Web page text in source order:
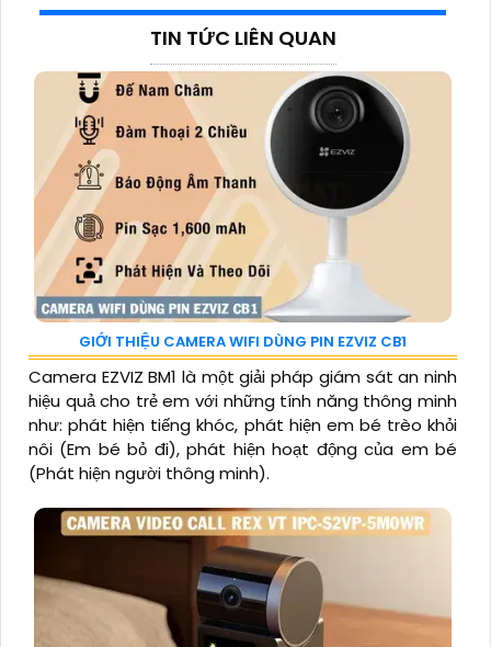
TIN TỨC LIÊN QUAN
GIỚI THIỆU CAMERA WIFI DÙNG PIN EZVIZ CB1
Camera EZVIZ BM1 là một giải pháp giám sát an ninh
hiệu quả cho trẻ em với những tính năng thông minh
như: phát hiện tiếng khóc, phát hiện em bé trèo khỏi
nôi (Em bé bỏ đi), phát hiện hoạt động của em bé
(Phát hiện người thông minh).